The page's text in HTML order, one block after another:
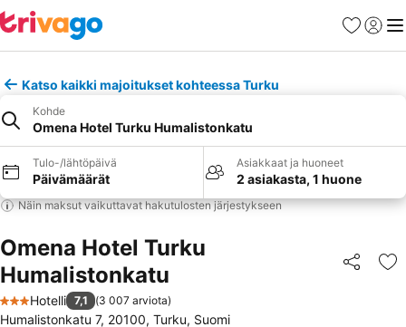
Suosikit
Katso kaikki majoitukset kohteessa Turku
Kohde
Omena Hotel Turku Humalistonkatu
Tulo-/lähtöpäivä
Päivämäärät
Asiakkaat ja huoneet
2 asiakasta, 1 huone
Näin maksut vaikuttavat hakutulosten järjestykseen
Omena Hotel Turku
Humalistonkatu
Jaa
3 Tähtiluokitus
Hotelli 7,1 (3 007 arviota)
Humalistonkatu 7, 20100, Turku, Suomi